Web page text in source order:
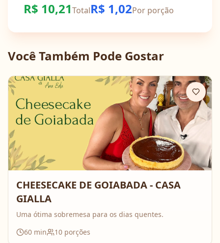
R$ 10,21TotalR$ 1,02Por porção
Você Também Pode Gostar
CHEESECAKE DE GOIABADA - CASA
GIALLA
Uma ótima sobremesa para os dias quentes.
60 min 10 porções